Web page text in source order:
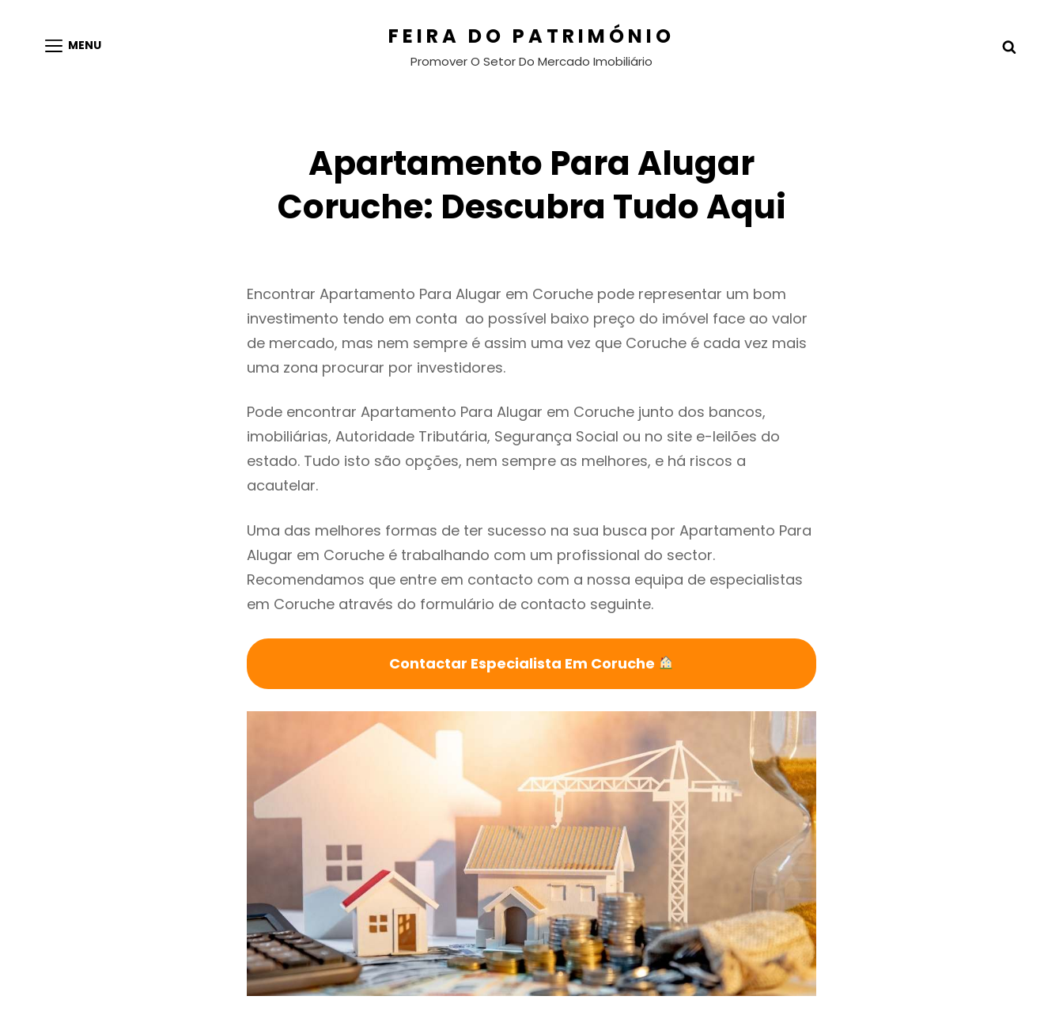
MENU FEIRA DO PATRIMÓNIO
Promover O Setor Do Mercado Imobiliário
Apartamento Para Alugar
Coruche: Descubra Tudo Aqui
Encontrar Apartamento Para Alugar em Coruche pode representar um bom
investimento tendo em conta ao possível baixo preço do imóvel face ao valor
de mercado, mas nem sempre é assim uma vez que Coruche é cada vez mais
uma zona procurar por investidores.
Pode encontrar Apartamento Para Alugar em Coruche junto dos bancos,
imobiliárias, Autoridade Tributária, Segurança Social ou no site e-leilões do
estado. Tudo isto são opções, nem sempre as melhores, e há riscos a
acautelar.
Uma das melhores formas de ter sucesso na sua busca por Apartamento Para
Alugar em Coruche é trabalhando com um profissional do sector.
Recomendamos que entre em contacto com a nossa equipa de especialistas
em Coruche através do formulário de contacto seguinte.
Contactar Especialista Em Coruche